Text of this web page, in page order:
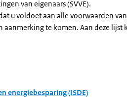
van eigenaars (SVVE).
u voldoet aan alle voorwaarden
aanmerking te komen. Aan deze lijst
energiebesparing (ISDE)